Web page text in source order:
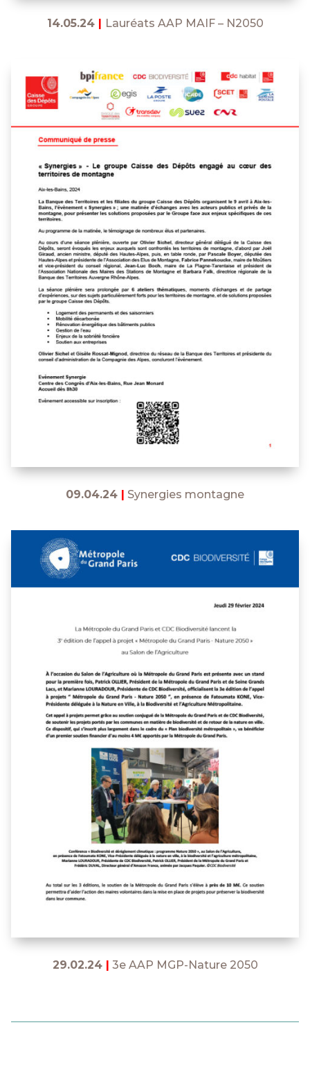
14.05.24 | Lauréats AAP MAIF – N2050
09.04.24 | Synergies montagne
29.02.24| 3e AAP MGP-Nature 2050